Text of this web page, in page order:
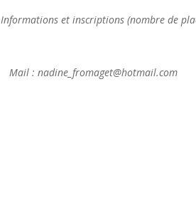
Informations et inscriptions (nombre de
Mail : nadine_fromaget@hotmail.com